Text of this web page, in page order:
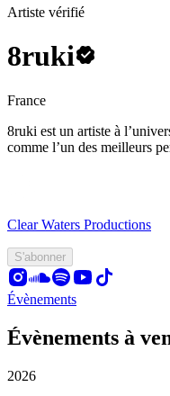
Artiste vérifié
8ruki
France
8ruki est un artiste à
comme l’un des meilleurs
Clear Waters Productions
S'abonner
Évènements
Évènements à
2026